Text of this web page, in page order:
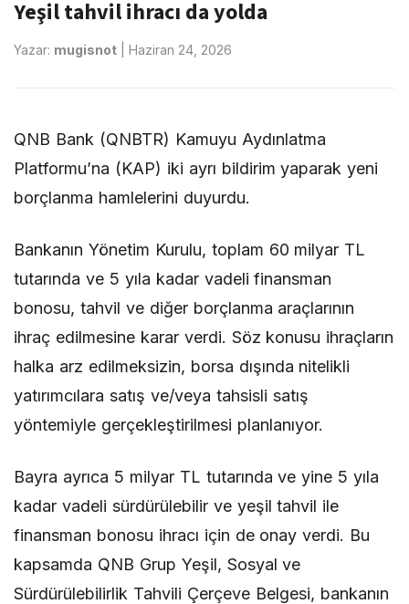
Yeşil tahvil ihracı da yolda
Yazar: mugisnot Haziran 24, 2026
QNB Bank (QNBTR) Kamuyu Aydınlatma
Platformu’na (KAP) iki ayrı bildirim yaparak yeni
borçlanma hamlelerini duyurdu.
Bankanın Yönetim Kurulu, toplam 60 milyar TL
tutarında ve 5 yıla kadar vadeli finansman
bonosu, tahvil ve diğer borçlanma araçlarının
ihraç edilmesine karar verdi. Söz konusu ihraçların
halka arz edilmeksizin, borsa dışında nitelikli
yatırımcılara satış ve/veya tahsisli satış
yöntemiyle gerçekleştirilmesi planlanıyor.
Bayra ayrıca 5 milyar TL tutarında ve yine 5 yıla
kadar vadeli sürdürülebilir ve yeşil tahvil ile
finansman bonosu ihracı için de onay verdi. Bu
kapsamda QNB Grup Yeşil, Sosyal ve
Sürdürülebilirlik Tahvili Çerçeve Belgesi, bankanın